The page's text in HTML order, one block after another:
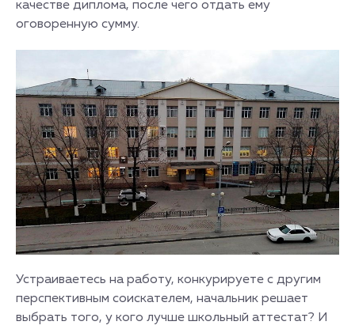
качестве диплома, после чего отдать ему
оговоренную сумму.
Устраиваетесь на работу, конкурируете с другим
перспективным соискателем, начальник решает
выбрать того, у кого лучше школьный аттестат? И